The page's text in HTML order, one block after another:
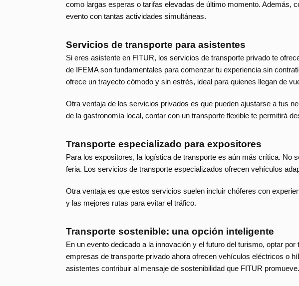
como largas esperas o tarifas elevadas de último momento. Además,
evento con tantas actividades simultáneas.
Servicios de transporte para asistentes
Si eres asistente en FITUR, los servicios de transporte privado te
de IFEMA son fundamentales para comenzar tu experiencia sin
ofrece un trayecto cómodo y sin estrés, ideal para quienes llegan de
Otra ventaja de los servicios privados es que pueden ajustarse a tus
de la gastronomía local, contar con un transporte flexible te permitirá
Transporte especializado para expositores
Para los expositores, la logística de transporte es aún más crítica. No
feria. Los servicios de transporte especializados ofrecen vehículos
Otra ventaja es que estos servicios suelen incluir chóferes con
y las mejores rutas para evitar el tráfico.
Transporte sostenible: una opción inteligente
En un evento dedicado a la innovación y el futuro del turismo, optar
empresas de transporte privado ahora ofrecen vehículos eléctricos o
asistentes contribuir al mensaje de sostenibilidad que FITUR promueve.